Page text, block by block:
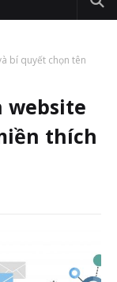
bí quyết chọn tên
website
thích